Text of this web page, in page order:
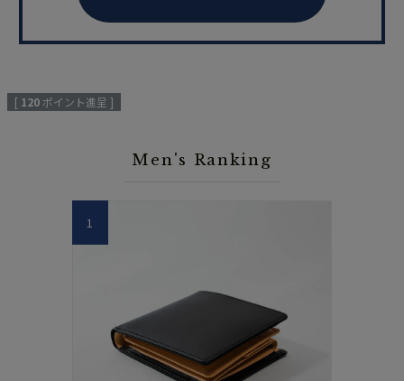
[ 120ポイント進呈 ]
Men's Ranking
1